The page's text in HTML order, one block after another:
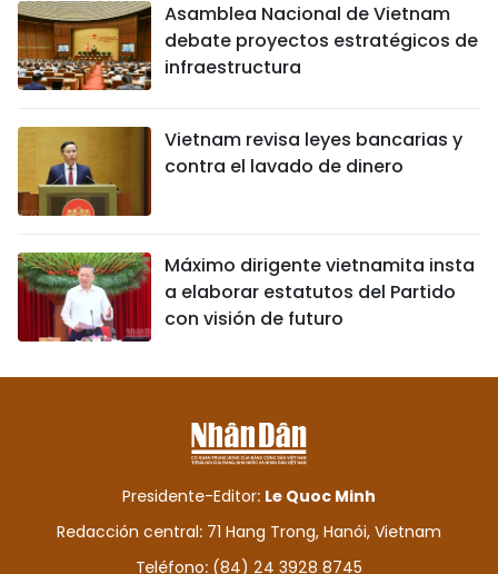
Asamblea Nacional de Vietnam
debate proyectos estratégicos de
infraestructura
Vietnam revisa leyes bancarias y
contra el lavado de dinero
Máximo dirigente vietnamita insta
a elaborar estatutos del Partido
con visión de futuro
Presidente-Editor: Le Quoc Minh
Redacción central: 71 Hang Trong, Hanói, Vietnam
Teléfono: (84) 24 3928 8745